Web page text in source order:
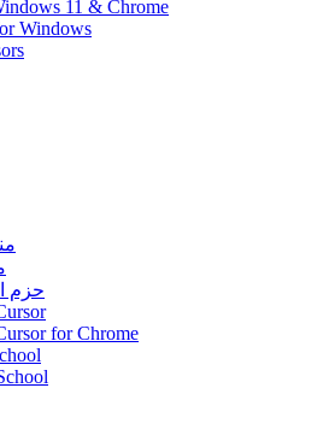
11 & Chrome
Windows
حزم
for Chrome